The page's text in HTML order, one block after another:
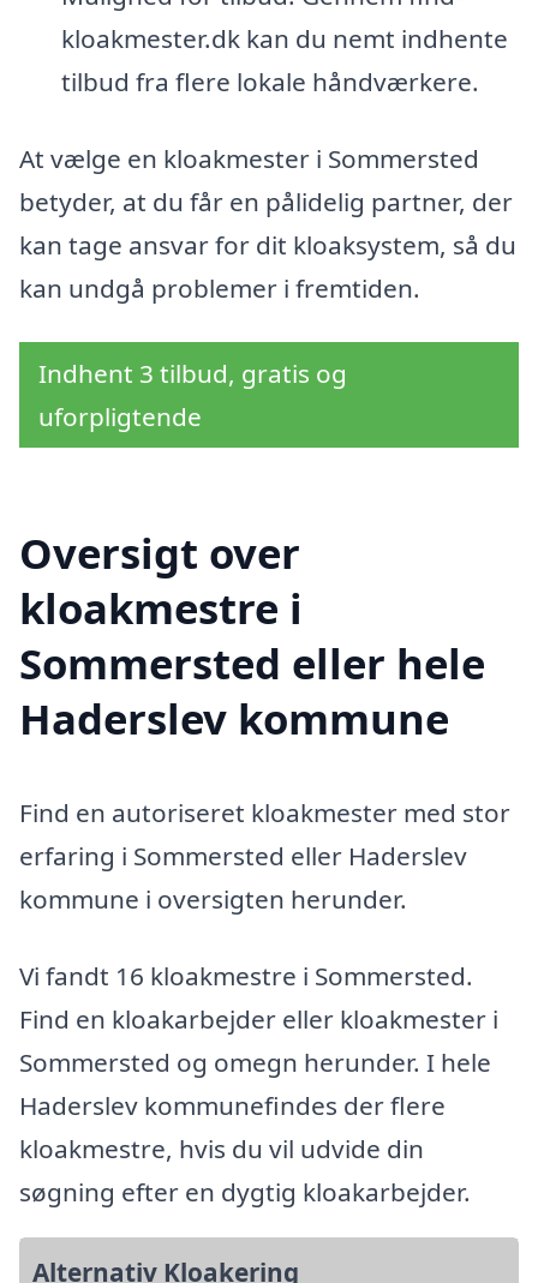
kloakmester.dk kan du nemt indhente
tilbud fra flere lokale håndværkere.
At vælge en kloakmester i Sommersted
betyder, at du får en pålidelig partner, der
kan tage ansvar for dit kloaksystem, så du
kan undgå problemer i fremtiden.
Indhent 3 tilbud, gratis og
uforpligtende
Oversigt over
kloakmestre i
Sommersted eller hele
Haderslev kommune
Find en autoriseret kloakmester med stor
erfaring i Sommersted eller Haderslev
kommune i oversigten herunder.
Vi fandt 16 kloakmestre i Sommersted.
Find en kloakarbejder eller kloakmester i
Sommersted og omegn herunder. I hele
Haderslev kommunefindes der flere
kloakmestre, hvis du vil udvide din
søgning efter en dygtig kloakarbejder.
Alternativ Kloakering